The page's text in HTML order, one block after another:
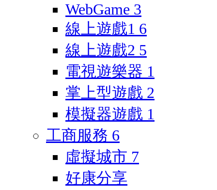
WebGame 3
線上遊戲1 6
線上遊戲2 5
電視遊樂器 1
掌上型遊戲 2
模擬器遊戲 1
工商服務 6
虛擬城市 7
好康分享